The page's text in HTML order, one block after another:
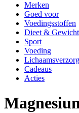
Merken
Goed voor
Voedingsstoffen
Dieet &
Sport
Voeding
Cadeaus
Acties